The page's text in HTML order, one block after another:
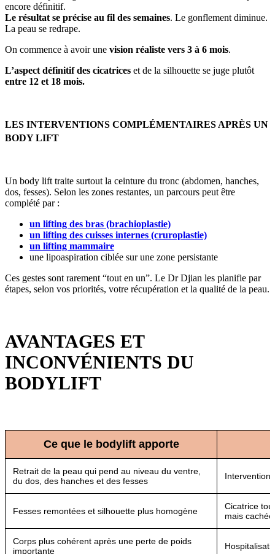
encore définitif.
Le résultat se précise au fil des semaines. Le gonflement diminue.
La peau se redrape.
On commence à avoir une vision réaliste vers 3 à 6 mois.
L’aspect définitif des cicatrices et de la silhouette se juge plutôt
entre 12 et 18 mois.
LES INTERVENTIONS COMPLÉMENTAIRES APRÈS UN
BODY LIFT
Un body lift traite surtout la ceinture du tronc (abdomen, hanches,
dos, fesses). Selon les zones restantes, un parcours peut être
complété par :
un lifting des bras (brachioplastie)
un lifting des cuisses internes (cruroplastie)
un lifting mammaire
une lipoaspiration ciblée sur une zone persistante
Ces gestes sont rarement “tout en un”. Le Dr Djian les planifie par
étapes, selon vos priorités, votre récupération et la qualité de la peau.
AVANTAGES ET
INCONVÉNIENTS DU
BODYLIFT
Ce que le bodylift apporte
Retrait de la peau qui pend au niveau du ventre,
du dos, des hanches et des fesses
Intervention
Fesses remontées et silhouette plus homogène
Cicatrice
mais
Corps plus cohérent après une perte de poids
importante